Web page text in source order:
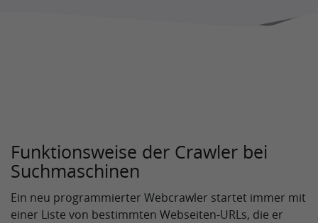
Funktionsweise der Crawler bei
Suchmaschinen
Ein neu programmierter Webcrawler startet immer mit
einer Liste von bestimmten Webseiten-URLs, die er